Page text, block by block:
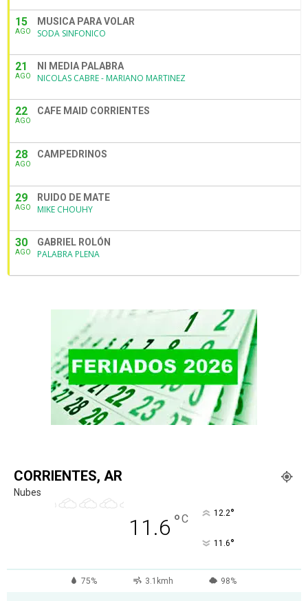
15
AGO
MUSICA PARA VOLAR
SODA SINFONICO
21
AGO
NI MEDIA PALABRA
NICOLAS CABRE - MARIANO MARTINEZ
22
AGO
CAFE MAID CORRIENTES
28
AGO
CAMPEDRINOS
29
AGO
RUIDO DE MATE
MIKE CHOUHY
30
AGO
GABRIEL ROLÓN
PALABRA PLENA
CORRIENTES, AR
Nubes
11.6 °C 12.2°
11.6°
75% 3.1kmh 98%